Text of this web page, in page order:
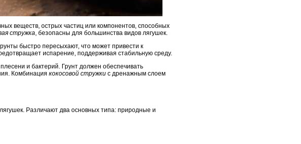
веществ, острых частиц или компонентов, способных
стружка , безопасны для большинства видов лягушек.
быстро пересыхают, что может привести к
испарение, поддерживая стабильную среду.
и бактерий. Грунт должен обеспечивать
Комбинация кокосовой стружки с дренажным слоем
Различают два основных типа: природные и